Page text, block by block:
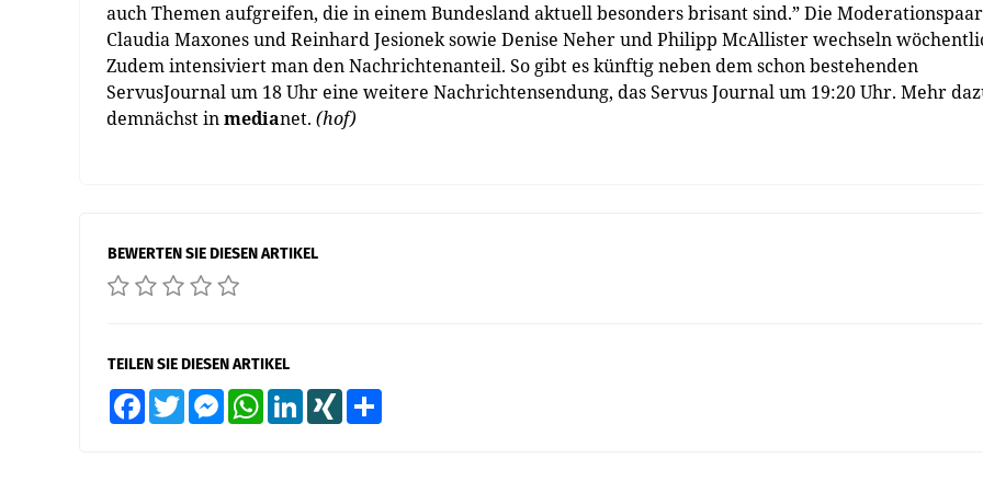
auch Themen aufgreifen, die in einem Bundesland aktuell besonders brisant sind.” Die
Claudia Maxones und Reinhard Jesionek sowie Denise Neher und Philipp McAllister wechseln
Zudem intensiviert man den Nachrichtenanteil. So gibt es künftig neben dem schon bestehenden
ServusJournal um 18 Uhr eine weitere Nachrichtensendung, das Servus Journal um 19:20 Uhr. Mehr
demnächst inmedianet. (hof)
BEWERTEN SIE DIESEN ARTIKEL
TEILEN SIE DIESEN ARTIKEL
FacebookTwitter MessengerWhatsAppLinkedInXING